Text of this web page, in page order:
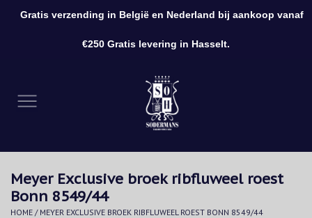
Kleding
Accessoires
Meyer Exclusive broek ribfluweel roest
Bonn 8549/44
HOME / MEYER EXCLUSIVE BROEK RIBFLUWEEL ROEST BONN 8549/44
Gratis verzending in België en Nederland bij aankoop vanaf
€250 Gratis levering in Hasselt.